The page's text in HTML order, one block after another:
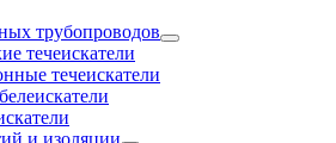
трубопроводов
течеискатели
течеискатели
и изоляции